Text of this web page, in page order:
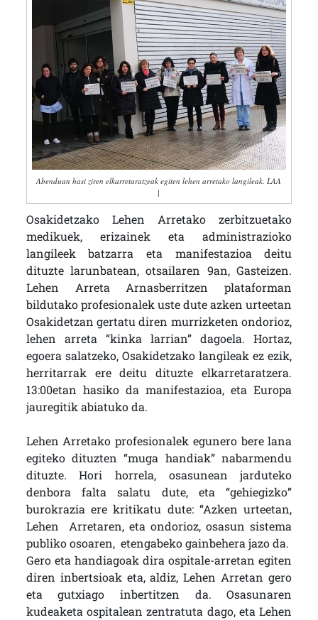
Abenduan hasi ziren elkarretaratzeak egiten lehen arretako langileak. LAA
|
Osakidetzako Lehen Arretako zerbitzuetako
medikuek, erizainek eta administrazioko
langileek batzarra eta manifestazioa deitu
dituzte larunbatean, otsailaren 9an, Gasteizen.
Lehen Arreta Arnasberritzen plataforman
bildutako profesionalek uste dute azken urteetan
Osakidetzan gertatu diren murrizketen ondorioz,
lehen arreta “kinka larrian” dagoela. Hortaz,
egoera salatzeko, Osakidetzako langileak ez ezik,
herritarrak ere deitu dituzte elkarretaratzera.
13:00etan hasiko da manifestazioa, eta Europa
jauregitik abiatuko da.
Lehen Arretako profesionalek egunero bere lana
egiteko dituzten “muga handiak” nabarmendu
dituzte. Hori horrela, osasunean jarduteko
denbora falta salatu dute, eta “gehiegizko”
burokrazia ere kritikatu dute: “Azken urteetan,
Lehen Arretaren, eta ondorioz, osasun sistema
publiko osoaren, etengabeko gainbehera jazo da.
Gero eta handiagoak dira ospitale-arretan egiten
diren inbertsioak eta, aldiz, Lehen Arretan gero
eta gutxiago inbertitzen da. Osasunaren
kudeaketa ospitalean zentratuta dago, eta Lehen